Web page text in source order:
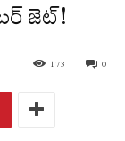
జెట్!
0
173